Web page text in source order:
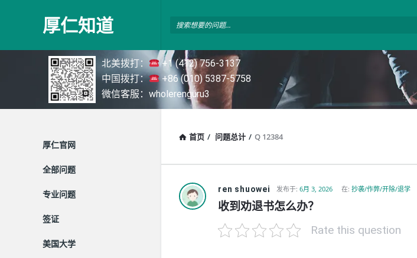
仁
知
道
厚仁知道
北美拨打：
+1 (412) 756-3137
中国拨打：
+86 (010) 5387-5758
微信客服：wholerenguru3
首页 / 问题总计 / Q 12384
ren shuowei 发布于: 6月 3, 2026 在: 抄袭/作弊/开除/退学
收到劝退书怎么办？
Rate this question
探
索
厚仁官网
全部问题
专业问题
签证
美国大学